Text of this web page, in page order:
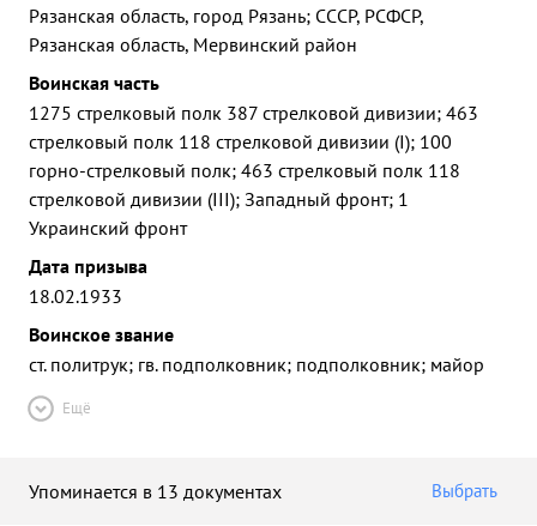
Рязанская область, город Рязань; СССР, РСФСР,
Рязанская область, Мервинский район
Воинская часть
1275 стрелковый полк 387 стрелковой дивизии; 463
стрелковый полк 118 стрелковой дивизии (I); 100
горно-стрелковый полк; 463 стрелковый полк 118
стрелковой дивизии (III); Западный фронт; 1
Украинский фронт
Дата призыва
18.02.1933
Воинское звание
ст. политрук; гв. подполковник; подполковник; майор
Ещё
Упоминается в 13 документах Выбрать